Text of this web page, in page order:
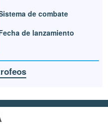
de combate
de lanzamiento